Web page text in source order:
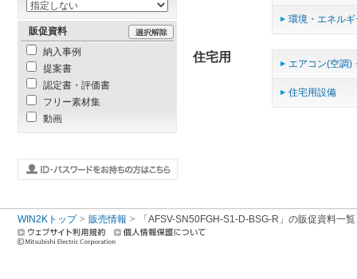
環境・エネル
住宅用 エアコン(空調)
住宅用設備
販促資料
納入事例
提案書
認定書・評価書
フリー素材集
動画
WIN2Kトップ 販売情報 「AFSV-SN50FGH-S1-D-BSG-R」の販促資料一覧